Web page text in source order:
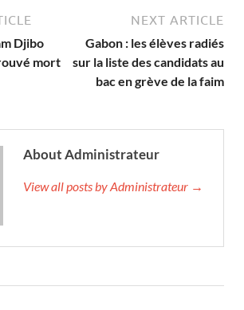
Djibo
mort
NEXT ARTICLE
Gabon : les élèves radiés
sur la liste des candidats au
bac en grève de la faim
About Administrateur
View all posts by Administrateur →